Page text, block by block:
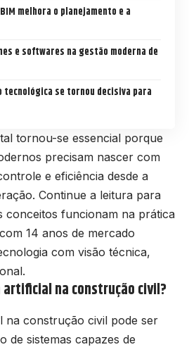
melhora o planejamento e a
e softwares na gestão moderna de
tecnológica se tornou decisiva para
tornou-se essencial porque
precisam nascer com
e eficiência desde a
Continue a leitura para
conceitos funcionam na prática
14 anos de mercado
com visão técnica,
na construção civil?
na construção civil pode ser
de sistemas capazes de